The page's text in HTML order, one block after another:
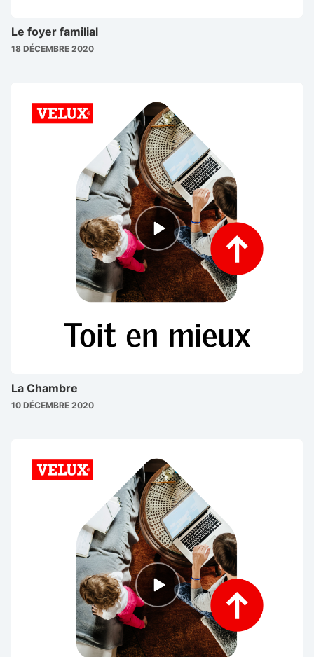
Le foyer familial
18 DÉCEMBRE 2020
Episode
play
icon
La Chambre
10 DÉCEMBRE 2020
Episode
play
icon